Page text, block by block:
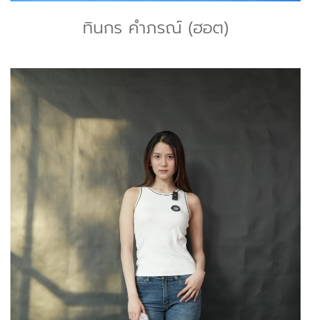
ทินกร คำภรณ์ (ฮอต)